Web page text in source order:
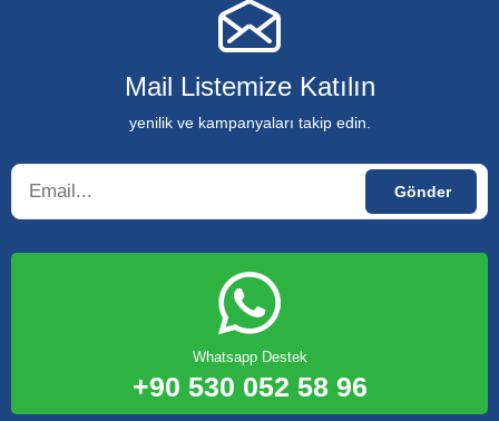
Mail Listemize Katılın
yenilik ve kampanyaları takip edin.
Whatsapp Destek
+90 530 052 58 96